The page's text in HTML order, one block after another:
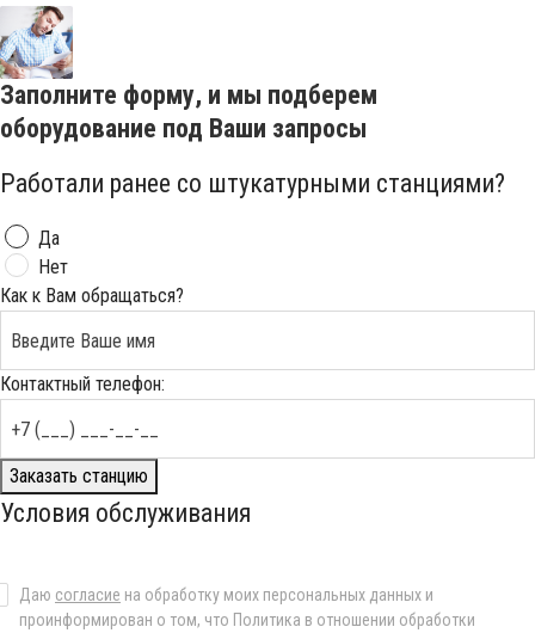
Заполните форму, и мы подберем
оборудование под Ваши запросы
Работали ранее со штукатурными станциями?
Да
Нет
Как к Вам обращаться?
Контактный телефон:
Заказать станцию
Условия обслуживания
Даю согласие на обработку моих персональных данных и
проинформирован о том, что Политика в отношении обработки